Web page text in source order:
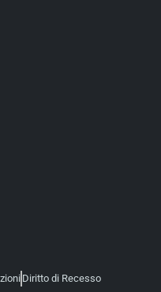
Diritto di Recesso